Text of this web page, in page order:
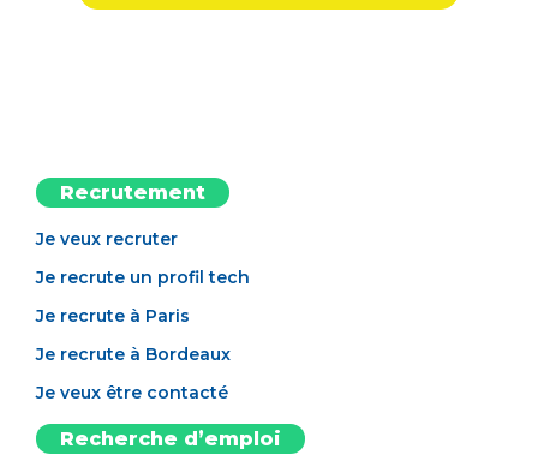
Recrutement
Je veux recruter
Je recrute un profil tech
Je recrute à Paris
Je recrute à Bordeaux
Je veux être contacté
Recherche d’emploi